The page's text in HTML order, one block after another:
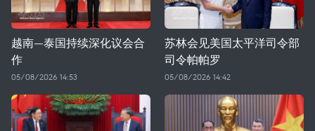
越南—泰国持续深化议会合
作
05/08/2026 14:53
苏林会见美国太平洋司令部
司令帕帕罗
05/08/2026 14:42